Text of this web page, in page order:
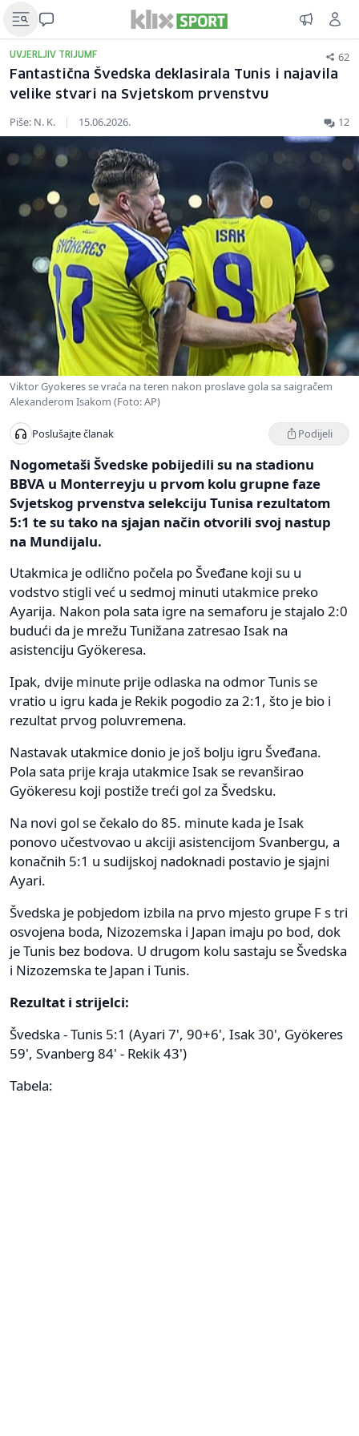
UVJERLJIV TRIJUMF 62
Fantastična Švedska deklasirala Tunis i najavila
velike stvari na Svjetskom prvenstvu
Piše: N. K. | 15.06.2026. 12
Viktor Gyokeres se vraća na teren nakon proslave gola sa saigračem
Alexanderom Isakom (Foto: AP)
Poslušajte članak Podijeli
Nogometaši Švedske pobijedili su na stadionu
BBVA u Monterreyju u prvom kolu grupne faze
Svjetskog prvenstva selekciju Tunisa rezultatom
5:1 te su tako na sjajan način otvorili svoj nastup
na Mundijalu.
Utakmica je odlično počela po Šveđane koji su u
vodstvo stigli već u sedmoj minuti utakmice preko
Ayarija. Nakon pola sata igre na semaforu je stajalo 2:0
budući da je mrežu Tunižana zatresao Isak na
asistenciju Gyökeresa.
Ipak, dvije minute prije odlaska na odmor Tunis se
vratio u igru kada je Rekik pogodio za 2:1, što je bio i
rezultat prvog poluvremena.
Nastavak utakmice donio je još bolju igru Šveđana.
Pola sata prije kraja utakmice Isak se revanširao
Gyökeresu koji postiže treći gol za Švedsku.
Na novi gol se čekalo do 85. minute kada je Isak
ponovo učestvovao u akciji asistencijom Svanbergu, a
konačnih 5:1 u sudijskoj nadoknadi postavio je sjajni
Ayari.
Švedska je pobjedom izbila na prvo mjesto grupe F s tri
osvojena boda, Nizozemska i Japan imaju po bod, dok
je Tunis bez bodova. U drugom kolu sastaju se Švedska
i Nizozemska te Japan i Tunis.
Rezultat i strijelci:
Švedska - Tunis 5:1 (Ayari 7', 90+6', Isak 30', Gyökeres
59', Svanberg 84' - Rekik 43')
Tabela: